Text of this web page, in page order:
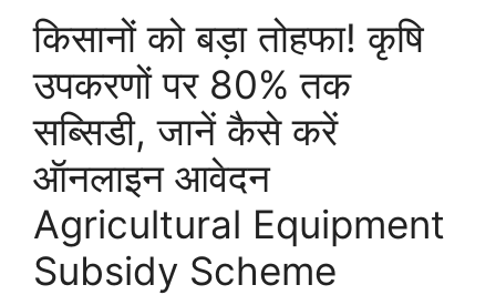
किसानों को बड़ा तोहफा! कृषि
उपकरणों पर 80% तक
सब्सिडी, जानें कैसे करें
ऑनलाइन आवेदन
Agricultural Equipment
Subsidy Scheme